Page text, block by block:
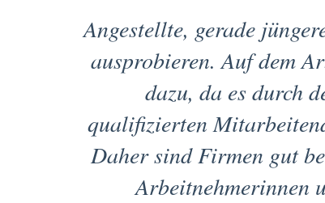
Angestellte, gerade
ausprobieren. Auf dem
dazu, da es durch
qualifizierten
Daher sind Firmen gut
Arbeitnehmerinnen